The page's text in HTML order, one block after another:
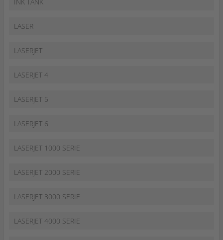
LASER
LASERJET
LASERJET 4
LASERJET 5
LASERJET 6
LASERJET 1000 SERIE
LASERJET 2000 SERIE
LASERJET 3000 SERIE
LASERJET 4000 SERIE